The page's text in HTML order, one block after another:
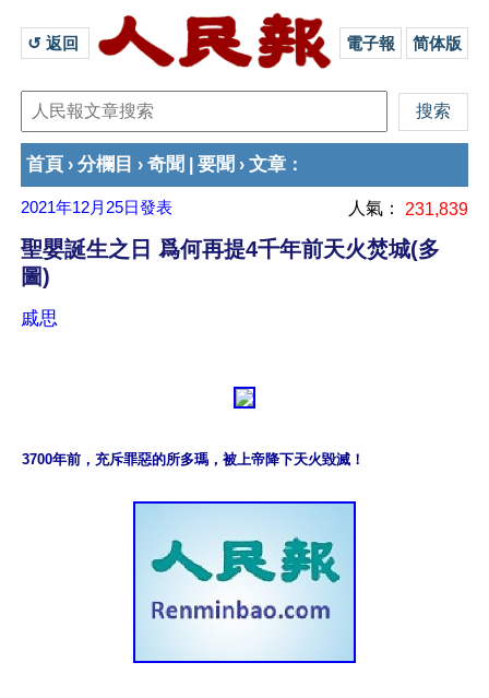
↺ 返回 電子報 简体版
首頁 › 分欄目 › 奇聞 要聞 › 文章 ：
2021年12月25日發表 人氣： 231,839
聖嬰誕生之日 爲何再提4千年前天火焚城(多
圖)
戚思
3700年前，充斥罪惡的所多瑪，被上帝降下天火毀滅！